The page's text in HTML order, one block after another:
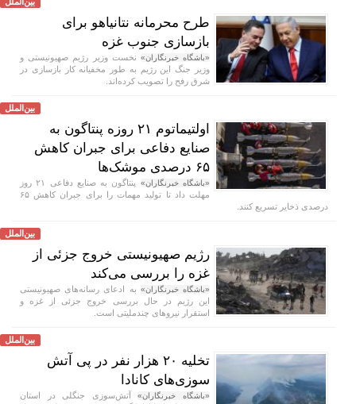
طرح محرمانه نتانیاهو برای
بازسازی جنوب غزه
«باشگاه خبرنگاران» نخست وزیر رژیم صهیونیستی و
وزیر جنگ این رژیم به طور مخفیانه کار بازسازی در
شرق رفح را تصویب کرده‌اند.
بین‌الملل
اولتیماتوم ۲۱ روزه پنتاگون به
صنایع دفاعی برای جبران کاهش
۶۵ درصدی موشک‌ها
«باشگاه خبرنگاران»
پنتاگون به صنایع دفاعی ۲۱ روز
مهلت داد تا تولید مهمات را برای جبران کاهش ۶۵
درصدی ذخایر تسریع کنند.
بین‌الملل
رژیم صهیونیستی خروج جزئی از
غزه را بررسی می‌کند
«باشگاه خبرنگاران» به ادعای رسانه‌های صهیونیستی
این رژیم در حال بررسی خروج جزئی از غزه و
استقرار نیرو‌های چندملیتی است.
بین‌الملل
تخلیه ۲۰ هزار نفر در پی آتش
سوزی‌های کانادا
«باشگاه خبرنگاران»آتش‌سوزی جنگلی در استان